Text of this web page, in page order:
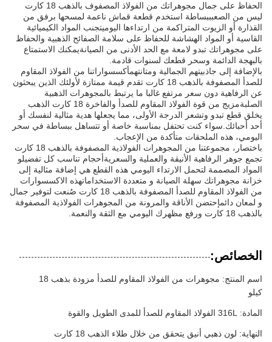
الحفاظ على جمال مجوهراتك من الفولاذ المصفوف بالذهب 18 كارت
ليس من الصعبببساطة استخدم قطعة قماش ناعمة لمسحها برفق من
القذارة أو الزيوت المتراكمة من ارتداءها اليوميتجنب المواد الكيميائية
القاسية أو المواد الهشاشة للحفاظ على سلامة الصفائح الذهبية والحفاظ
على مجوهراتك تبدو لامعة مع الحد الأدنى من الصيانةيمكنك الاستمتاع
بالبهجة الدائمة وسحر قطعك لسنوات قادمة.
بالإضافة إلى جاذبيتهم الجمالية ومتانتهمأكسسواراتنا من الفولاذ المقاوم
للصدأ المصفوفة بالذهب 18 كارت تقدم قيمة ممتازة لأولئك الذين يبحثون
عن الرفاهية دون سعر مرتفع غالبا ما يرتبط بالمجوهرات الذهبية
الصلبةمزيج من قوة الفولاذ المقاوم للصدأ والفاخرة 18 كارت الذهب
يخلق قطع تبدو وتشعر الدرجة الأولى، مما يجعلها هدية مثالية لنفسك أو
أحد أحبائك.سواء كنت تحتفل بمناسبة خاصة أو تتساهل ببساطة في سحر
اليومي، هذه الملحقات متأكدة من الإعجاب.
باختصار، مجموعتنا من المجوهرات الفولاذية المصفوفة بالذهب 18 كارت
تجمع جوهر الرفاهية الأنيقة والعملية والسعريةأحجام تناسب كل تفضيلو
المواد المصممة لتحمل الارتداء اليومي هذه القطع هي إضافة مثالية إلى
خزانة مجوهراتك سهلة الصيانة و متعددة الاستخداماتهذه الاكسسوارات
من الفولاذ المقاوم للصدأ المصفوفة بالذهب 18 كارت صُنعت لتوفير جمال
و لمعان دائمإحتضن الأناقة والمرونة من المجوهرات الفولاذية المصفوفة
بالذهب 18 كارت ورفع مظهرك اليومي مع الثقة والنعمة.
الخصائص:
اسم المنتج: مجوهرات من الفولاذ المقاوم للصدأ مزودة بذهب 18
كيلو
المادة: 316L الفولاذ المقاوم للصدأ للمدى الطويل والقوة
النهاية: لون ذهبي أنيق يتحقق من خلال طلاء الذهب 18 كارت